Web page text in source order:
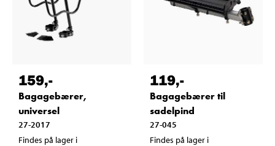
159,-
Bagagebærer,
universel
27-2017
Findes på lager i
119,-
Bagagebærer til
sadelpind
27-045
Findes på lager i